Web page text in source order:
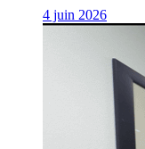
4 juin 2026